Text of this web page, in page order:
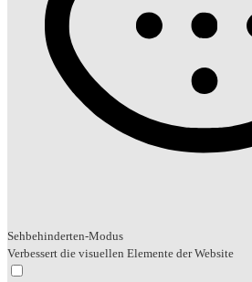
Sehbehinderten-Modus
Verbessert die visuellen Elemente der Website